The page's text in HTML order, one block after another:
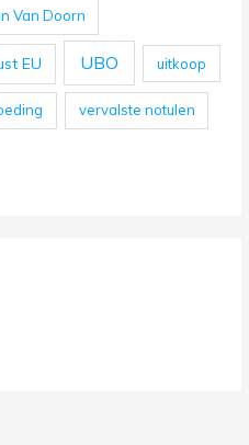
Van Doorn
EU UBO uitkoop
vervalste notulen